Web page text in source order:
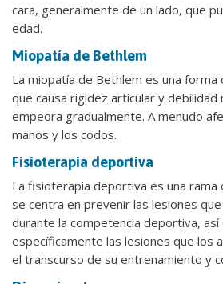
cara, generalmente de un lado, que
edad.
Miopatía de Bethlem
La miopatía de Bethlem es una
que causa rigidez articular y debilidad
empeora gradualmente. A menudo
manos y los codos.
Fisioterapia deportiva
La fisioterapia deportiva es una rama
se centra en prevenir las lesiones
durante la competencia deportiva,
específicamente las lesiones que los
el transcurso de su entrenamiento y